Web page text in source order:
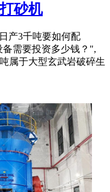
砂机
产3千吨要如何配
需要投资多少钱？",
属于大型玄武岩破碎生